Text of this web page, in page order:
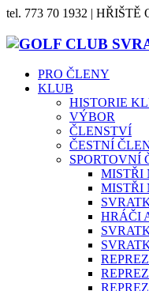
tel. 773 70 1932 | HŘIŠTĚ
PRO ČLENY
KLUB
HISTORIE
VÝBOR
ČLENSTVÍ
ČESTNÍ
SPORTOVNÍ
MISTŘI
MISTŘI
HRÁČI